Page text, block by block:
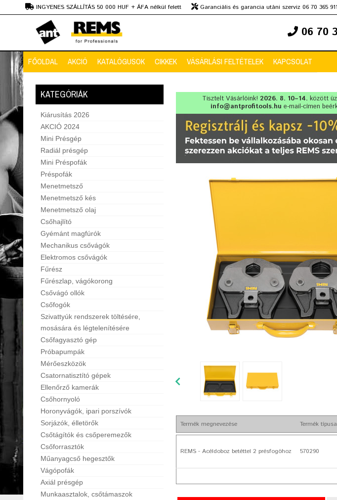
INGYENES SZÁLLÍTÁS 50 000 HUF + ÁFA nélkül felett
Garanciális és garancia utáni szerviz 06 70 365
Szaktanácsadás
06 70
FŐOLDAL AKCIÓ KATALÓGUSOK CIKKEK VÁSÁRLÁSI FELTÉTELEK KAPCSOLAT
KATEGÓRIÁK
Kiárusítás 2026
AKCIÓ 2024
Mini Présgép
Radiál présgép
Mini Préspofák
Préspofák
Menetmetsző
Menetmetsző kés
Menetmetsző olaj
Csőhajlító
Gyémánt magfúrók
Mechanikus csővágók
Elektromos csővágók
Fűrész
Fűrészlap, vágókorong
Csővágó ollók
Csőfogók
Szivattyúk rendszerek töltésére,
mosására és légtelenítésére
Csőfagyasztó gép
Próbapumpák
Mérőeszközök
Csatornatisztító gépek
Ellenőrző kamerák
Csőhornyoló
Horonyvágók, ipari porszívók
Sorjázók, élletörők
Csőtágítók és csőperemezők
Csőforrasztók
Műanyagcső hegesztők
Vágópofák
Axiál présgép
Munkaasztalok, csőtámaszok
Tisztelt Vásárlóink!2026. 8. 10–14. között
info@antprofitools.hu e-mail-címen
Termék megnevezése Termék típusa
REMS - Acéldoboz betéttel 2 présfogóhoz 570290